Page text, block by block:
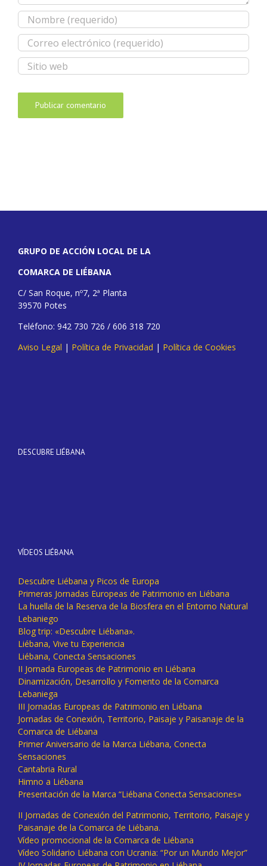
GRUPO DE ACCIÓN LOCAL DE LA
COMARCA DE LIÉBANA
C/ San Roque, nº7, 2ª Planta
39570 Potes
Teléfono: 942 730 726 / 606 318 720
Aviso Legal | Política de Privacidad | Política de Cookies
DESCUBRE LIÉBANA
VÍDEOS LIÉBANA
Descubre Liébana y Picos de Europa
Primeras Jornadas Europeas de Patrimonio en Liébana
La huella de la Reserva de la Biosfera en el Entorno Natural
Lebaniego
Blog trip: «Descubre Liébana».
Liébana, Vive tu Experiencia
Liébana, Conecta Sensaciones
II Jornada Europeas de Patrimonio en Liébana
Dinamización, Desarrollo y Fomento de la Comarca
Lebaniega
III Jornadas Europeas de Patrimonio en Liébana
Jornadas de Conexión, Territorio, Paisaje y Paisanaje de la
Comarca de Liébana
Primer Aniversario de la Marca Liébana, Conecta
Sensaciones
Cantabria Rural
Himno a Liébana
Presentación de la Marca “Liébana Conecta Sensaciones»
II Jornadas de Conexión del Patrimonio, Territorio, Paisaje y
Paisanaje de la Comarca de Liébana.
Vídeo promocional de la Comarca de Liébana
Vídeo Solidario Liébana con Ucrania: “Por un Mundo Mejor”